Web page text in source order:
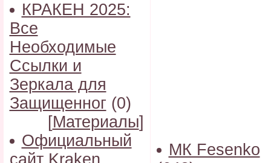
КРАКЕН 2025:
Все
Необходимые
Ссылки и
Зеркала для
Защищенног (0)
[Материалы]
Официальный
сайт Kraken
МК Fesenko